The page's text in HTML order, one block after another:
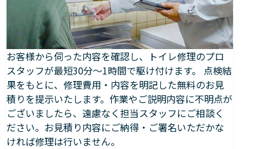
お客様から伺った内容を確認し、トイレ修理のプロ
スタッフが最短30分～1時間で駆け付けます。 点検結
果をもとに、修理費用・内容を明記した無料のお見
積りを提示いたします。作業やご説明内容に不明点が
ございましたら、遠慮なく担当スタッフにご相談く
ださい。お見積り内容にご納得・ご署名いただかな
ければ修理は行いません。